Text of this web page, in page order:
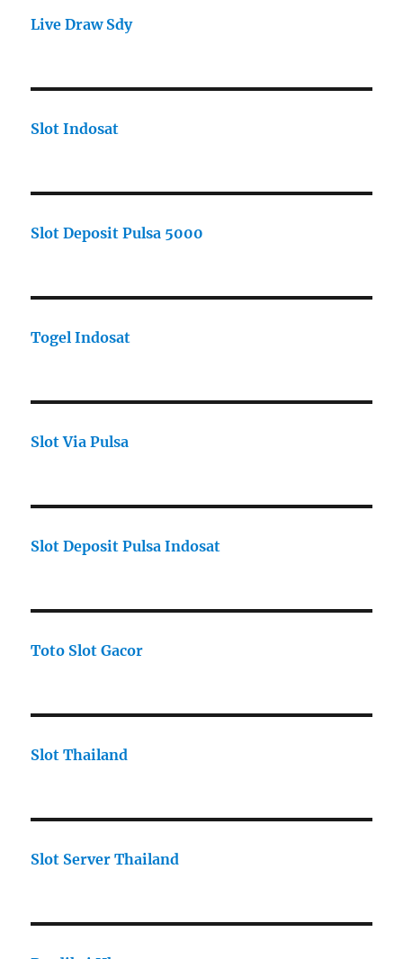
Live Draw Sdy
Slot Indosat
Slot Deposit Pulsa 5000
Togel Indosat
Slot Via Pulsa
Slot Deposit Pulsa Indosat
Toto Slot Gacor
Slot Thailand
Slot Server Thailand